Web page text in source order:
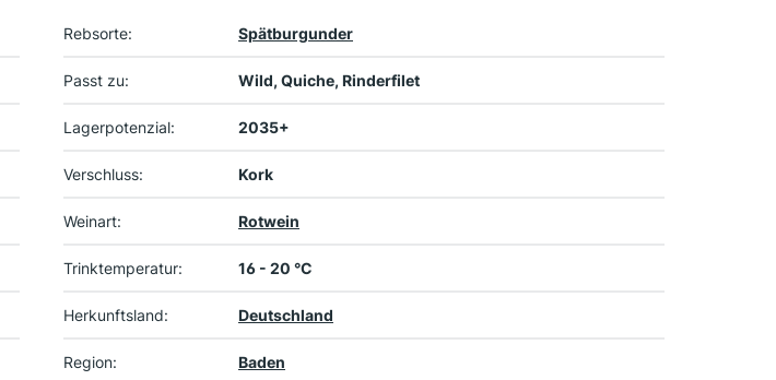
Rebsorte: Spätburgunder
Passt zu: Wild, Quiche, Rinderfilet
Lagerpotenzial: 2035+
Verschluss: Kork
Weinart: Rotwein
Trinktemperatur: 16 - 20 °C
Herkunftsland: Deutschland
Region: Baden